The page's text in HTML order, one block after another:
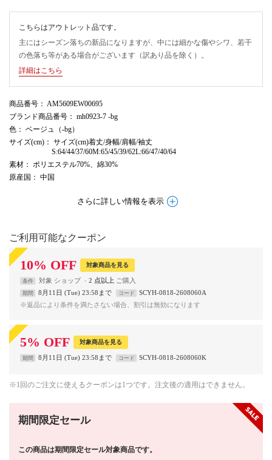
こちらはアウトレット品です。
主にはシーズン落ちの新品になりますが、中には細かな傷やシワ、若干
の色落ち等がある場合がございます（訳あり品を除く）。
詳細はこちら
商品番号 ： AM5609EW00695
ブランド商品番号 ： mh0923-7 -bg
色 ： ベージュ（-bg）
サイズ(cm) ： サイズ(cm)着丈/身幅/肩幅/袖丈
S:64/44/37/60M:65/45/39/62L:66/47/40/64
素材 ： ポリエステル70%、綿30%
原産国 ： 中国
さらに詳しい情報を表示
ご利用可能なクーポン
10% OFF 対象商品を見る
条件 対象 ショップ 2 点以上
期間 8月11日 (Tue) 23:58まで コード
SCYH-0818-2608060A
※返品により条件を満たさない場合、割引は無効になります
5% OFF 対象商品を見る
期間 8月11日 (Tue) 23:58まで コード SCYH-0818-2608060K
※1回のご注文に使えるクーポンは1つです。注文後の適用はできません。
期間限定セール
この商品は期間限定セール対象商品です。